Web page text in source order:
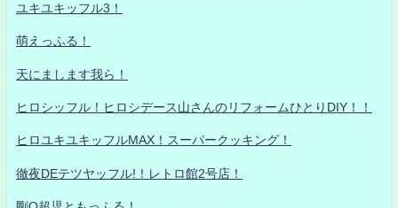
ユキユキッフル3！
萌えっふる！
天にまします我ら！
ヒロシッフル！ヒロシデース山さんのリフォームひとりDIY！！
ヒロユキユキッフルMAX！スーパークッキング！
徹夜DEテツヤッフル!！レトロ館2号店！